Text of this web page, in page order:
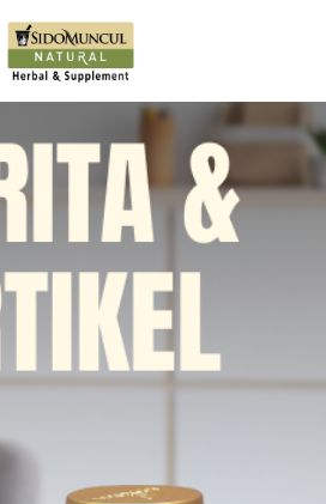
©2022 Sidomuncul Natural All right reserved